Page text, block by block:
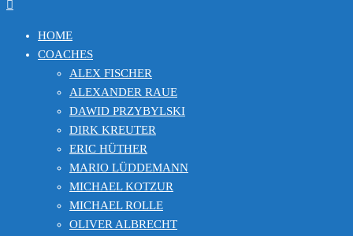
HOME
COACHES
ALEX FISCHER
ALEXANDER RAUE
DAWID PRZYBYLSKI
DIRK KREUTER
ERIC HÜTHER
MARIO LÜDDEMANN
MICHAEL KOTZUR
MICHAEL ROLLE
OLIVER ALBRECHT